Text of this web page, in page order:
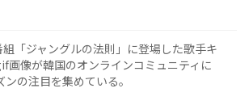
「ジャングルの法則」に登場した歌手キ
画像が韓国のオンラインコミュニティに
の注目を集めている。